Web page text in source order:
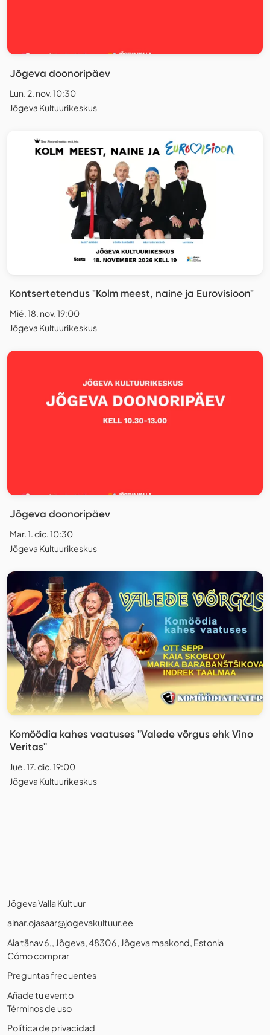
Jõgeva doonoripäev
Lun. 2. nov. 10:30
Jõgeva Kultuurikeskus
Kontsertetendus "Kolm meest, naine ja Eurovisioon"
Mié. 18. nov. 19:00
Jõgeva Kultuurikeskus
Jõgeva doonoripäev
Mar. 1. dic. 10:30
Jõgeva Kultuurikeskus
Komöödia kahes vaatuses ''Valede võrgus ehk Vino
Veritas''
Jue. 17. dic. 19:00
Jõgeva Kultuurikeskus
Jõgeva Valla Kultuur
ainar.ojasaar@jogevakultuur.ee
Aia tänav 6,, Jõgeva, 48306, Jõgeva maakond, Estonia
Cómo comprar
Preguntas frecuentes
Añade tu evento
Términos de uso
Política de privacidad